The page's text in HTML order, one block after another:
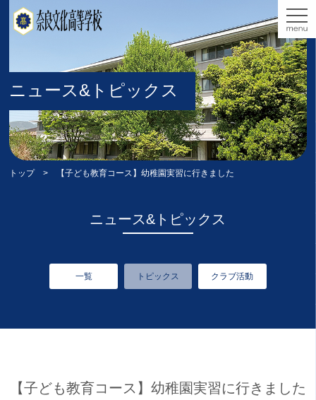
ニュース&トピックス
トップ> 【子ども教育コース】幼稚園実習に行きました
ニュース&トピックス
一覧 トピックス クラブ活動
【子ども教育コース】幼稚園実習に行きました